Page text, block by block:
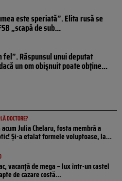
este speriată”. Elita rusă se
„scapă de sub...
fel”. Răspunsul unui deputat
un om obișnuit poate obține...
DOCTORE?
Julia Chelaru, fosta membră a
Și-a etalat formele voluptoase, la...
vacanță de mega – lux într-un castel
de cazare costă...